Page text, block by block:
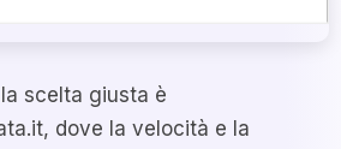
scelta giusta è
dove la velocità e la